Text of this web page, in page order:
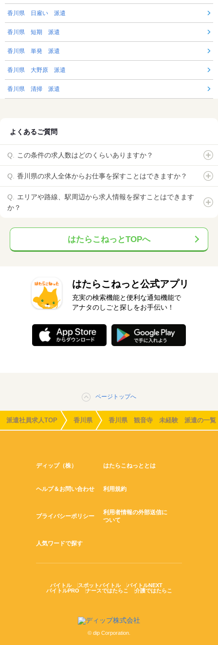
香川県 日雇い 派遣
香川県 短期 派遣
香川県 単発 派遣
香川県 大野原 派遣
香川県 清掃 派遣
よくあるご質問
この条件の求人数はどのくらいありますか？
香川県の求人全体からお仕事を探すことはできますか？
エリアや路線、駅周辺から求人情報を探すことはできます
か？
はたらこねっとTOPへ
はたらこねっと公式アプリ
充実の検索機能と便利な通知機能で
アナタのしごと探しをお手伝い！
ページトップへ
派遣社員求人TOP 香川県 香川県 観音寺 未経験 派遣の一覧
ディップ（株） はたらこねっととは
ヘルプ＆お問い合わせ 利用規約
プライバシーポリシー
利用者情報の外部送信に
ついて
人気ワードで探す
バイトル スポットバイトル
バイトルNEXT
バイトルPRO
ナースではたらこ 介護ではたらこ
© dip Corporation.